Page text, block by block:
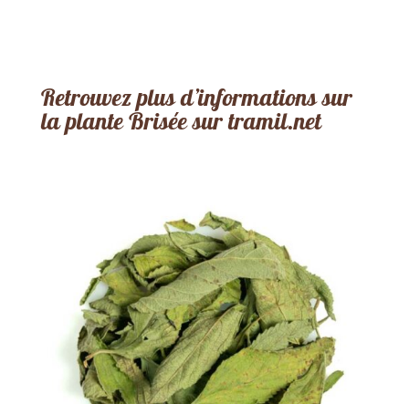
Retrouvez plus d’informations sur
la plante Brisée sur tramil.net